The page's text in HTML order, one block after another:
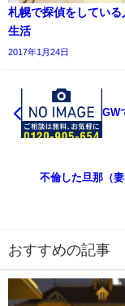
札幌で探偵をしている
生活
2017年1月24日
GW
不倫した旦那（
おすすめの記事